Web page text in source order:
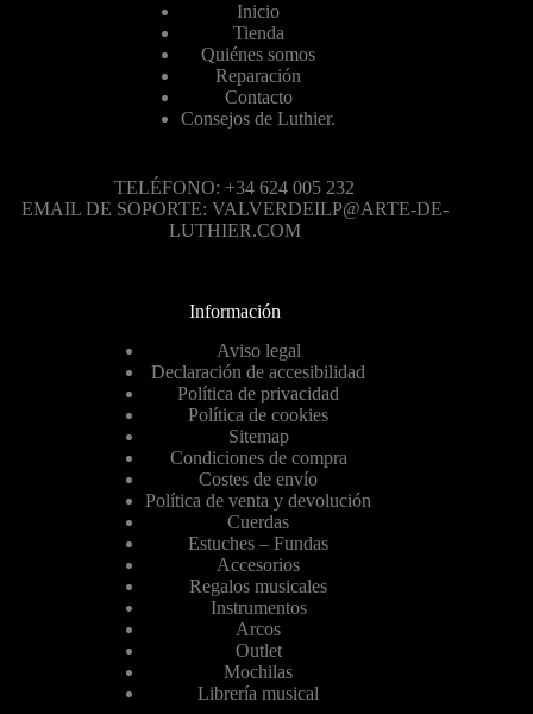
Inicio
Tienda
Quiénes somos
Reparación
Contacto
Consejos de Luthier.
TELÉFONO: +34 624 005 232
EMAIL DE SOPORTE: VALVERDEILP@ARTE-DE-
LUTHIER.COM
Información
Aviso legal
Declaración de accesibilidad
Política de privacidad
Política de cookies
Sitemap
Condiciones de compra
Costes de envío
Política de venta y devolución
Cuerdas
Estuches – Fundas
Accesorios
Regalos musicales
Instrumentos
Arcos
Outlet
Mochilas
Librería musical